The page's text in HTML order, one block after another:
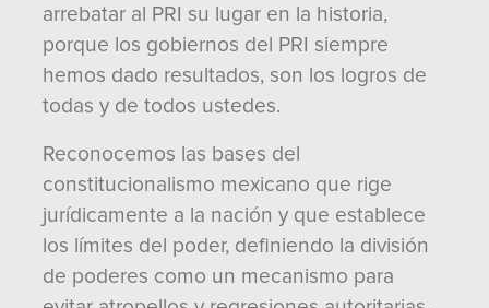
arrebatar al PRI su lugar en la historia,
porque los gobiernos del PRI siempre
hemos dado resultados, son los logros de
todas y de todos ustedes.
Reconocemos las bases del
constitucionalismo mexicano que rige
jurídicamente a la nación y que establece
los límites del poder, definiendo la división
de poderes como un mecanismo para